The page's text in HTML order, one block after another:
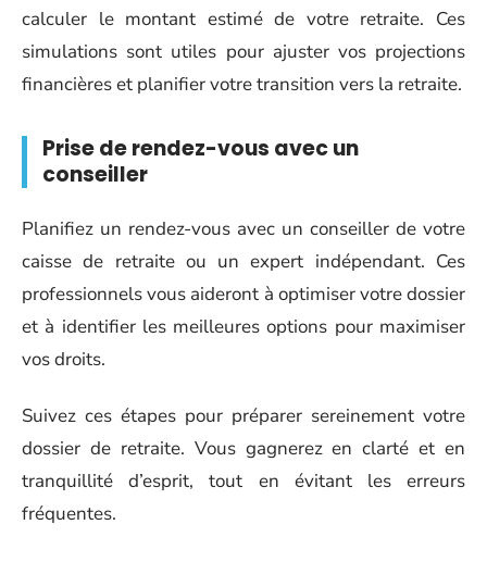
calculer le montant estimé de votre retraite. Ces
simulations sont utiles pour ajuster vos projections
financières et planifier votre transition vers la retraite.
Prise de rendez-vous avec un
conseiller
Planifiez un rendez-vous avec un conseiller de votre
caisse de retraite ou un expert indépendant. Ces
professionnels vous aideront à optimiser votre dossier
et à identifier les meilleures options pour maximiser
vos droits.
Suivez ces étapes pour préparer sereinement votre
dossier de retraite. Vous gagnerez en clarté et en
tranquillité d’esprit, tout en évitant les erreurs
fréquentes.